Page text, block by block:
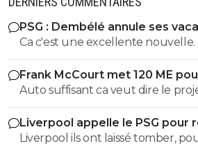
PSG : Dembélé annule ses
Ca c'est une excellente nouvelle.
Frank McCourt met 120 ME
Auto suffisant ca veut dire le
savoir vendre tes meilleur
pouvoir justement t'auto suffire
etre ambitieux garder les
Liverpool appelle le PSG pour
Liverpool ils ont laissé tomber,